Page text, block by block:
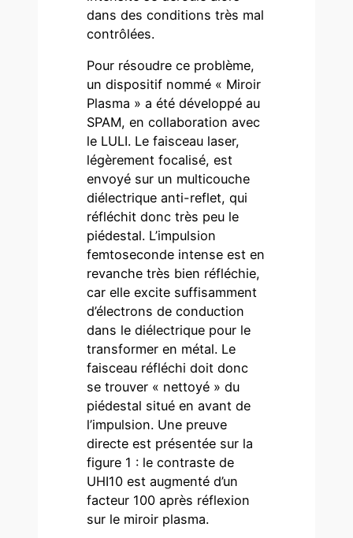
dans des conditions très mal
contrôlées.
Pour résoudre ce problème,
un dispositif nommé « Miroir
Plasma » a été développé au
SPAM, en collaboration avec
le LULI. Le faisceau laser,
légèrement focalisé, est
envoyé sur un multicouche
diélectrique anti-reflet, qui
réfléchit donc très peu le
piédestal. L’impulsion
femtoseconde intense est en
revanche très bien réfléchie,
car elle excite suffisamment
d’électrons de conduction
dans le diélectrique pour le
transformer en métal. Le
faisceau réfléchi doit donc
se trouver « nettoyé » du
piédestal situé en avant de
l’impulsion. Une preuve
directe est présentée sur la
figure 1 : le contraste de
UHI10 est augmenté d’un
facteur 100 après réflexion
sur le miroir plasma.